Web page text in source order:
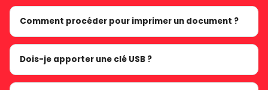
Comment procéder pour imprimer un document ?
Dois-je apporter une clé USB ?